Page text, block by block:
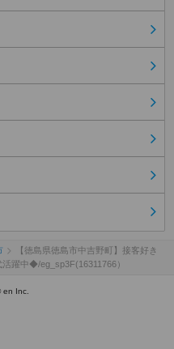
【徳島県徳島市中吉野町】接客好き
躍中◆/eg_sp3F(16311766）
en Inc.